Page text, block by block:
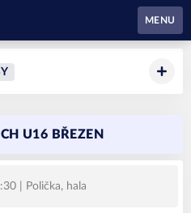
MENU
U16 BŘEZEN
| Polička, hala